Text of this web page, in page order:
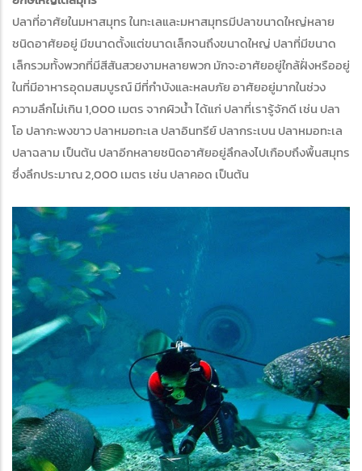
ปลาที่อาศัยในมหาสมุทร ในทะเลและมหาสมุทรมีปลาขนาดใหญ่หลาย
ชนิดอาศัยอยู่ มีขนาดตั้งแต่ขนาดเล็กจนถึงขนาดใหญ่ ปลาที่มีขนาด
เล็กรวมทั้งพวกที่มีสีสันสวยงามหลายพวก มักจะอาศัยอยู่ใกล้ฝั่งหรืออยู่
ในที่มีอาหารอุดมสมบูรณ์ มีที่กำบังและหลบภัย อาศัยอยู่มากในช่วง
ความลึกไม่เกิน 1,000 เมตร จากผิวน้ำ ได้แก่ ปลาที่เรารู้จักดี เช่น ปลา
โอ ปลากะพงขาว ปลาหมอทะเล ปลาอินทรีย์ ปลากระเบน ปลาหมอทะเล
ปลาฉลาม เป็นต้น ปลาอีกหลายชนิดอาศัยอยู่ลึกลงไปเกือบถึงพื้นสมุทร
ซึ่งลึกประมาณ 2,000 เมตร เช่น ปลาคอด เป็นต้น